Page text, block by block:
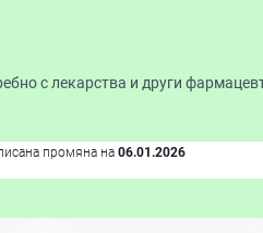
с лекарства и други
промяна на 06.01.2026